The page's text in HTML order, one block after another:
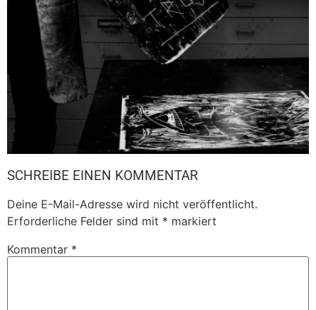
SCHREIBE EINEN KOMMENTAR
Deine E-Mail-Adresse wird nicht veröffentlicht.
Erforderliche Felder sind mit * markiert
Kommentar *